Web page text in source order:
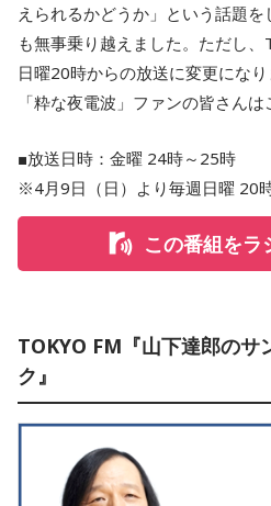
えられるかどうか」という話題
も無事乗り越えました。ただし
日曜20時からの放送に変更にな
「粋な夜電波」ファンの皆さんは
■放送日時：金曜 24時～25時
※4月9日（日）より毎週日曜 20
この番組をラ
TOKYO FM『山下達郎のサ
ク』